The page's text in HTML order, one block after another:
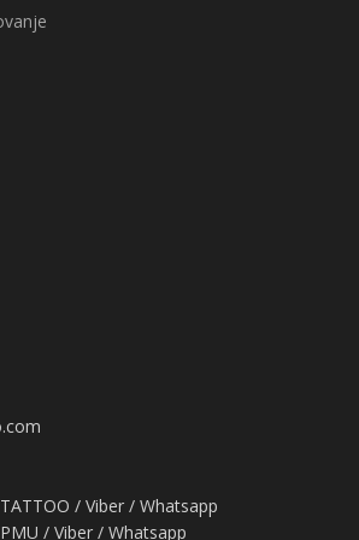
/ Viber / Whatsapp
/ Viber / Whatsapp